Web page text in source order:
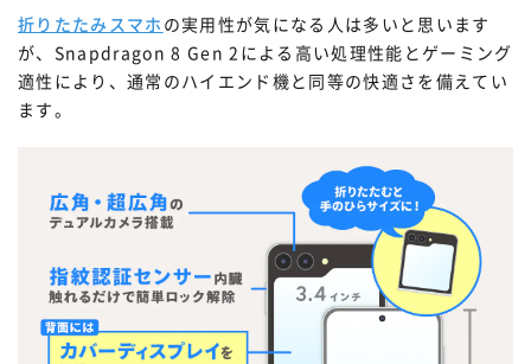
折りたたみスマホ の実用性が気になる人は多いと思います
が、Snapdragon 8 Gen 2による高い処理性能とゲーミング
適性により、通常のハイエンド機と同等の快適さを備えてい
ます。